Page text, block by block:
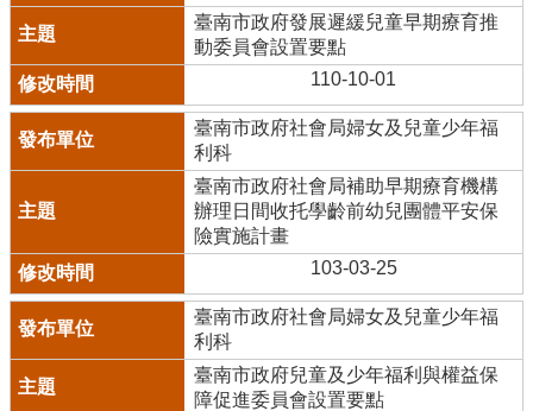
臺南市政府發展遲緩兒童早期療育推
動委員會設置要點
110-10-01
臺南市政府社會局婦女及兒童少年福
利科
臺南市政府社會局補助早期療育機構
辦理日間收托學齡前幼兒團體平安保
險實施計畫
103-03-25
臺南市政府社會局婦女及兒童少年福
利科
臺南市政府兒童及少年福利與權益保
障促進委員會設置要點